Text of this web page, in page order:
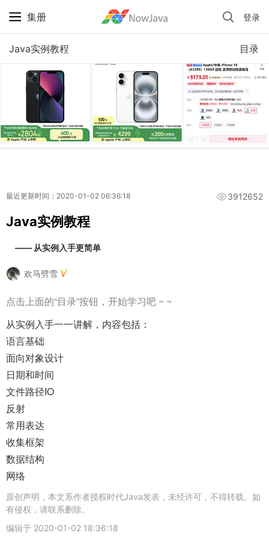
集册 登录
目录
Java实例教程
iPhone 京东自营 + 国补 / 历史最低价
最近更新时间：2020-01-02 06:36:18 3912652
Java实例教程
—— 从实例入手更简单
欢马劈雪
点击上面的“目录”按钮，开始学习吧 ~ ~
从实例入手一一讲解，内容包括：
语言基础
面向对象设计
日期和时间
文件路径IO
反射
常用表达
收集框架
数据结构
网络
原创声明，本文系作者授权时代Java发表，未经许可，不得转载。如
有侵权，请联系删除。
编辑于 2020-01-02 18:36:18